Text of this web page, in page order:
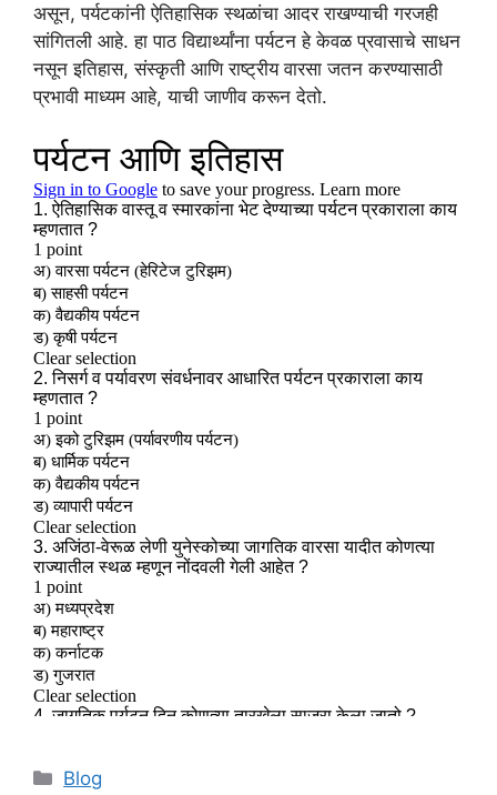
असून, पर्यटकांनी ऐतिहासिक स्थळांचा आदर राखण्याची गरजही
सांगितली आहे. हा पाठ विद्यार्थ्यांना पर्यटन हे केवळ प्रवासाचे साधन
नसून इतिहास, संस्कृती आणि राष्ट्रीय वारसा जतन करण्यासाठी
प्रभावी माध्यम आहे, याची जाणीव करून देतो.
Categories
Blog